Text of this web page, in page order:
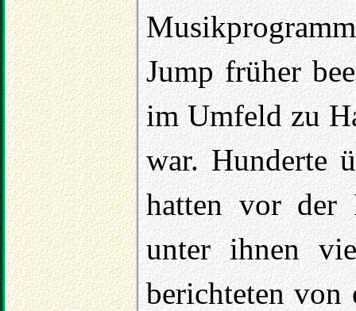
Jump früher
im Umfeld zu
war. Hunderte
hatten vor der
unter ihnen
berichteten von